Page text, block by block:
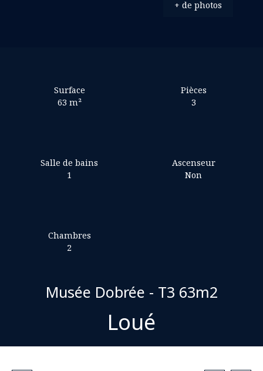
+ de photos
Surface
63 m²
Pièces
3
Salle de bains
1
Ascenseur
Non
Chambres
2
Musée Dobrée - T3 63m2
Loué